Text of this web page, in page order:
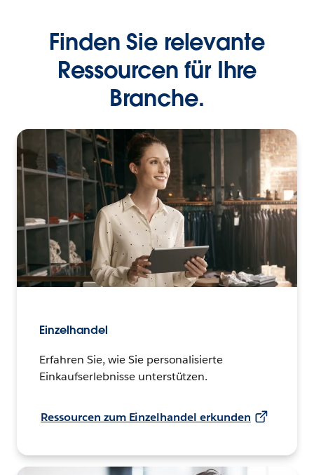
Finden Sie relevante
Ressourcen für Ihre
Branche.
Einzelhandel
Erfahren Sie, wie Sie personalisierte
Einkaufserlebnisse unterstützen.
Ressourcen zum Einzelhandel erkunden